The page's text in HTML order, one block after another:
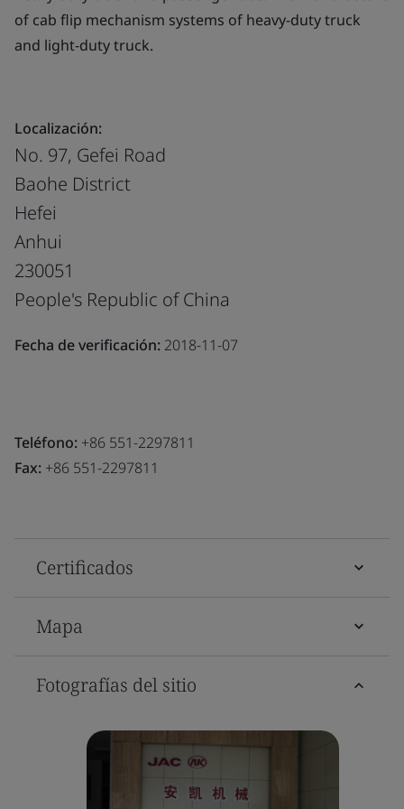
of cab flip mechanism systems of heavy-duty truck
and light-duty truck.
Localización:
No. 97, Gefei Road
Baohe District
Hefei
Anhui
230051
People's Republic of China
Fecha de verificación: 2018-11-07
Teléfono: +86 551-2297811
Fax: +86 551-2297811
Certificados
Mapa
Fotografías del sitio